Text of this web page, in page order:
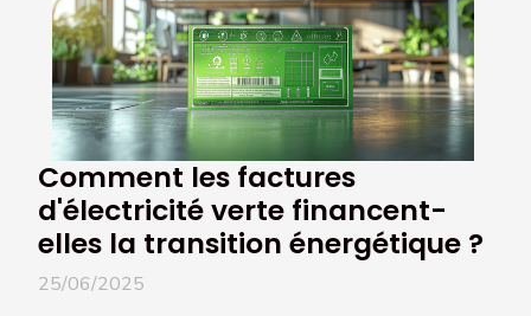
Comment les factures
d'électricité verte financent-
elles la transition énergétique ?
25/06/2025